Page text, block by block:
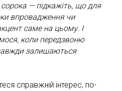
— підкажіть, що для
впровадження чи
саме на цьому. І
коли передзвоню
залишаються
справжній інтерес, по-